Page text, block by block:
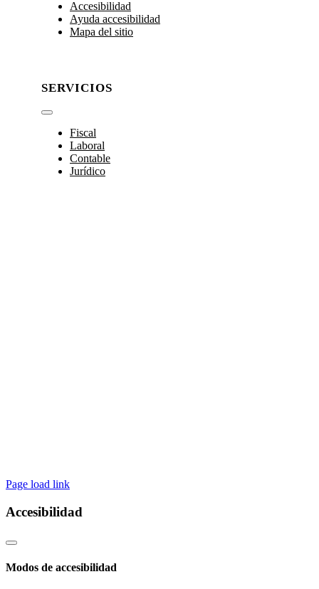
Accesibilidad
Ayuda accesibilidad
Mapa del sitio
SERVICIOS
Toggle
Navigation
Fiscal
Laboral
Contable
Jurídico
Page load link
Accesibilidad
Modos de accesibilidad